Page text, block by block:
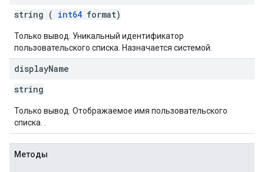
string ( int64 format)
Только вывод. Уникальный идентификатор
пользовательского списка. Назначается системой.
displayName
string
Только вывод. Отображаемое имя пользовательского
списка. .
Методы